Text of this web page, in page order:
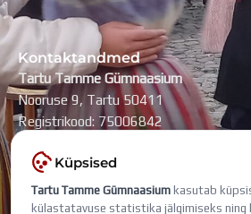
Kontaktandmed
Tartu Tamme Gümnaasium
Nooruse 9, Tartu 50411
Registrikood: 75006842
KONTAKTID
SearchSearch
Küpsised
Tartu Tamme Gümnaasium kasutab
külastatavuse statistika jälgimiseks ning